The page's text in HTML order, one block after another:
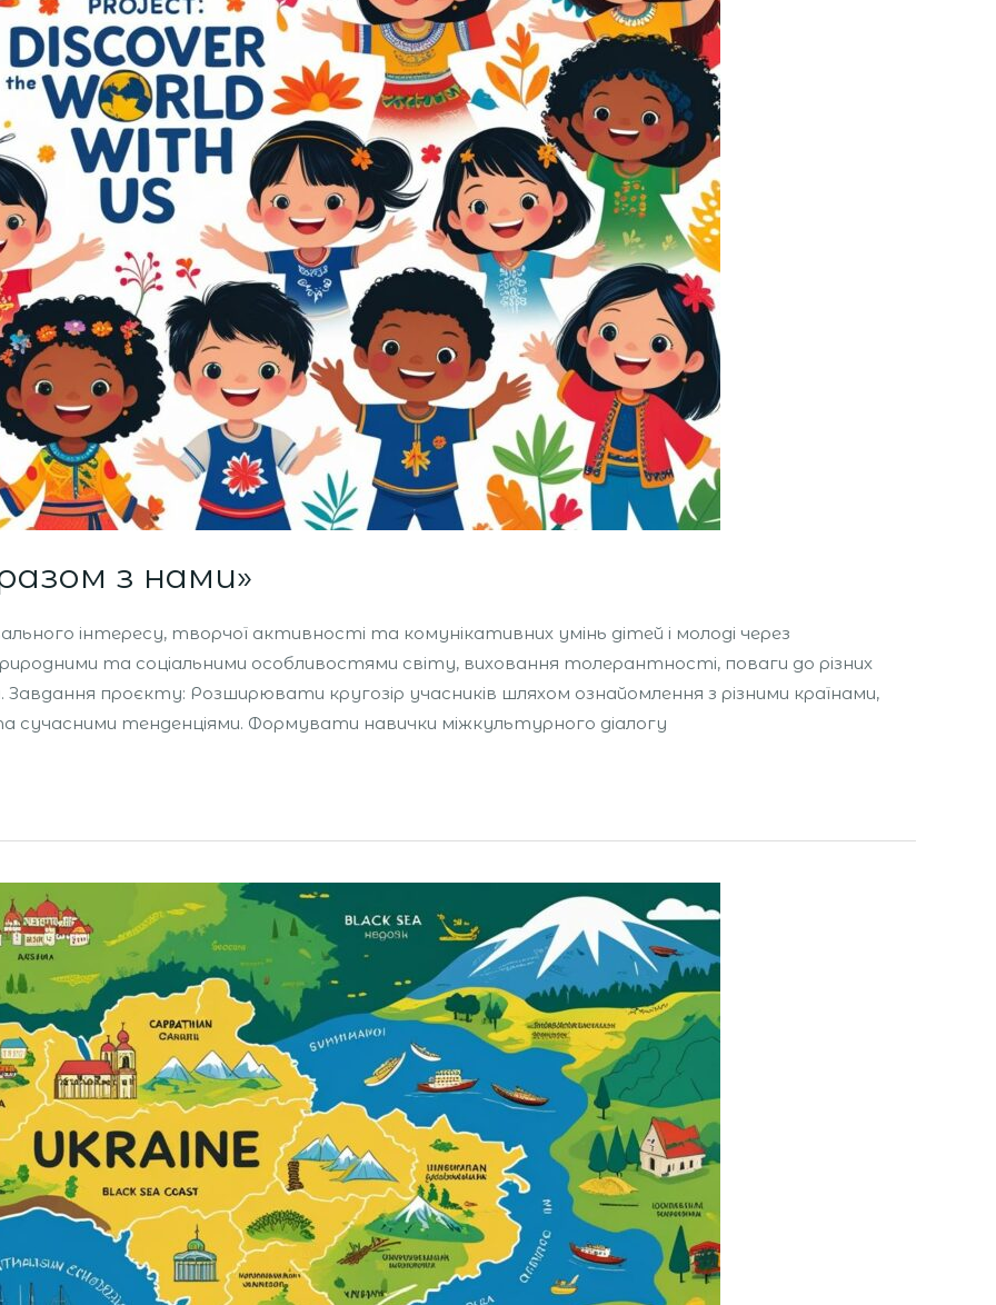
з нами»
інтересу, творчої активності та комунікативних умінь дітей і молоді через
та соціальними особливостями світу, виховання толерантності, поваги до різних
проєкту: Розширювати кругозір учасників шляхом ознайомлення з різними країнами,
сучасними тенденціями. Формувати навички міжкультурного діалогу